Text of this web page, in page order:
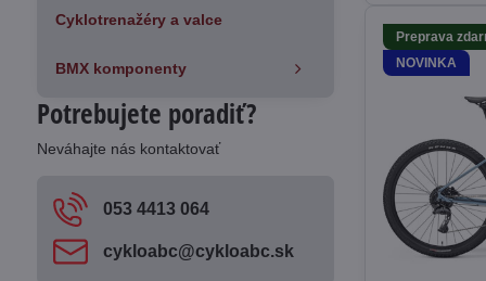
Preprava
NOVINKA
Potrebujete poradiť?
Neváhajte nás kontaktovať
053 4413 064
cykloabc​@cykloabc​.sk
Cyklotrenažéry a valce
BMX komponenty